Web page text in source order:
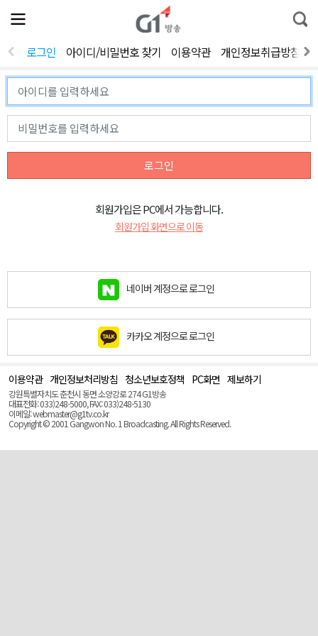
전
체
뉴
열
통
합
색
로그인 아이디/비밀번호 찾기 이용약관 개인정보취급방침
로그인
회원가입은 PC에서 가능합니다.
회원가입 화면으로 이동
네이버 계정으로 로그인
카카오 계정으로 로그인
이용약관 개인정보처리방침 청소년보호정책 PC화면 제보하기
강원특별자치도 춘천시 동면 소양강로 274 G1방송
대표전화: 033)248-5000, FAX: 033)248-5130
이메일: webmaster@g1tv.co.kr
Copyright © 2001 Gangwon No. 1 Broadcasting. All Rights Reserved.